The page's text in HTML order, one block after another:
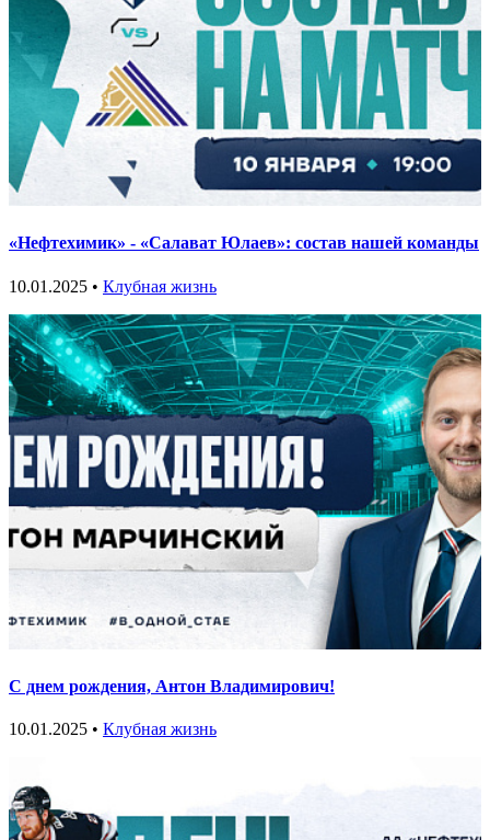
«Нефтехимик» - «Салават Юлаев»: состав нашей команды
10.01.2025 • Клубная жизнь
С днем рождения, Антон Владимирович!
10.01.2025 • Клубная жизнь